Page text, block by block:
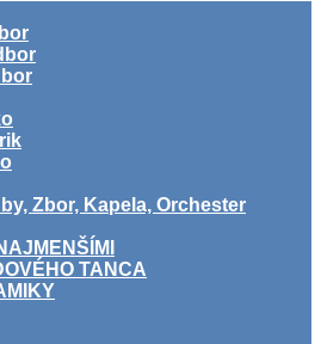
Zbor, Kapela, Orchester
TANCA